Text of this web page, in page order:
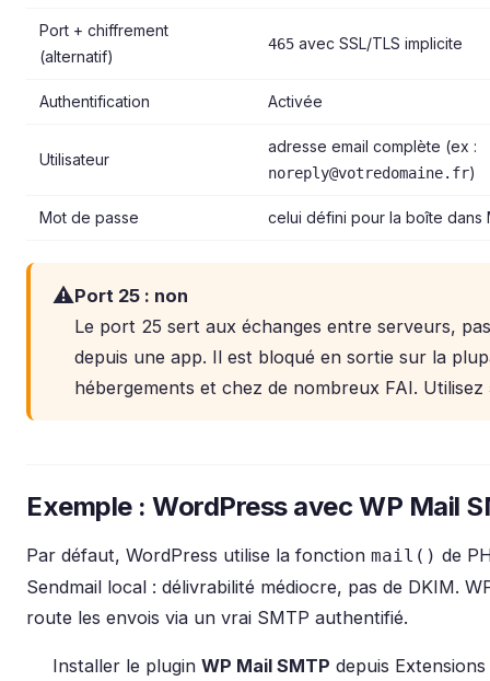
Port + chiffrement
(alternatif)
465 avec SSL/TLS implicite
Authentification Activée
Utilisateur
adresse email complète (ex :
noreply@votredomaine.fr)
Mot de passe celui défini pour la boîte dans
⚠️Port 25 : non
Le port 25 sert aux échanges entre serveurs,
depuis une app. Il est bloqué en sortie sur la
hébergements et chez de nombreux FAI.
Exemple : WordPress avec WP Mail
Par défaut, WordPress utilise la fonction mail() de
Sendmail local : délivrabilité médiocre, pas de DKIM.
route les envois via un vrai SMTP authentifié.
Installer le plugin WP Mail SMTP depuis